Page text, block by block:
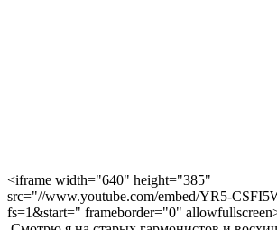
<iframe width="640" height="385"
src="//www.youtube.com/embed/YR5-
fs=1&start=" frameborder="0"